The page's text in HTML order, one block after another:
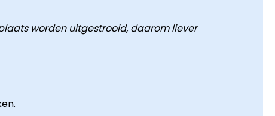
worden uitgestrooid, daarom liever